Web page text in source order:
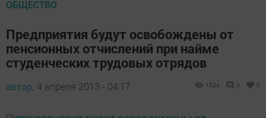
ОБЩЕСТВО
Предприятия будут освобождены от
пенсионных отчислений при найме
студенческих трудовых отрядов
автор, 4 апреля 2013 - 04:17 1524 0 0